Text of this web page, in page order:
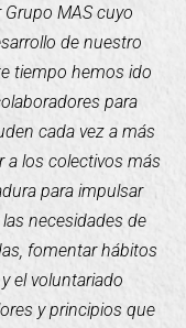
MAS cuyo
de nuestro
tiempo hemos ido
para
cada vez a más
a los colectivos más
para impulsar
necesidades de
fomentar hábitos
el voluntariado
y principios que